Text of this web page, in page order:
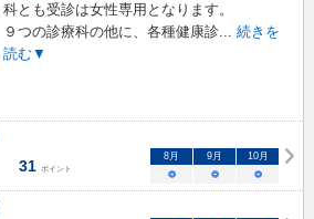
科とも受診は女性専用となります。
９つの診療科の他に、各種健康診... 続きを
読む▼
31 ポイント
8月 9月 10月
○ ○ ○